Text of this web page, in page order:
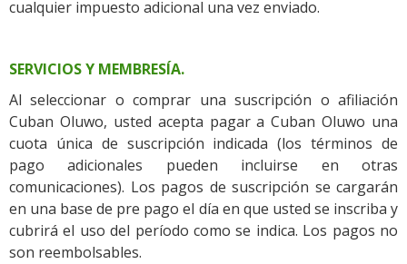
cualquier impuesto adicional una vez enviado.
SERVICIOS Y MEMBRESÍA.
Al seleccionar o comprar una suscripción o afiliación
Cuban Oluwo, usted acepta pagar a Cuban Oluwo una
cuota única de suscripción indicada (los términos de
pago adicionales pueden incluirse en otras
comunicaciones). Los pagos de suscripción se cargarán
en una base de pre pago el día en que usted se inscriba y
cubrirá el uso del período como se indica. Los pagos no
son reembolsables.